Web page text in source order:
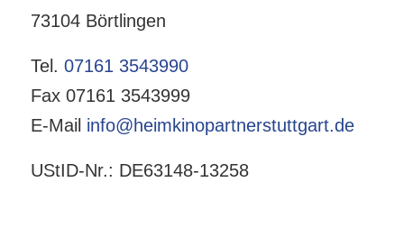
73104 Börtlingen
Tel. 07161 3543990
Fax 07161 3543999
E-Mail info@heimkinopartnerstuttgart.de
UStID-Nr.: DE63148-13258